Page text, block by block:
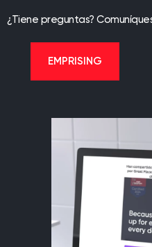
¿Tiene preguntas?
EMPRISING